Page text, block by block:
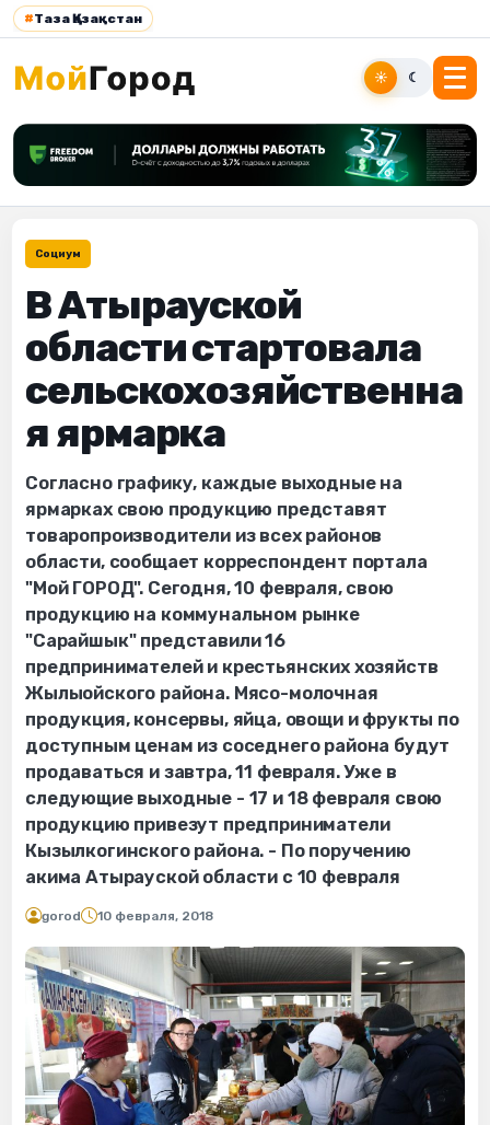
#Таза Қазақстан
☀ ☾
Социум
В Атырауской
области стартовала
сельскохозяйственна
я ярмарка
Согласно графику, каждые выходные на
ярмарках свою продукцию представят
товаропроизводители из всех районов
области, сообщает корреспондент портала
"Мой ГОРОД". Сегодня, 10 февраля, свою
продукцию на коммунальном рынке
"Сарайшык" представили 16
предпринимателей и крестьянских хозяйств
Жылыойского района. Мясо-молочная
продукция, консервы, яйца, овощи и фрукты по
доступным ценам из соседнего района будут
продаваться и завтра, 11 февраля. Уже в
следующие выходные - 17 и 18 февраля свою
продукцию привезут предприниматели
Кызылкогинского района. - По поручению
акима Атырауской области с 10 февраля
gorod 10 февраля, 2018